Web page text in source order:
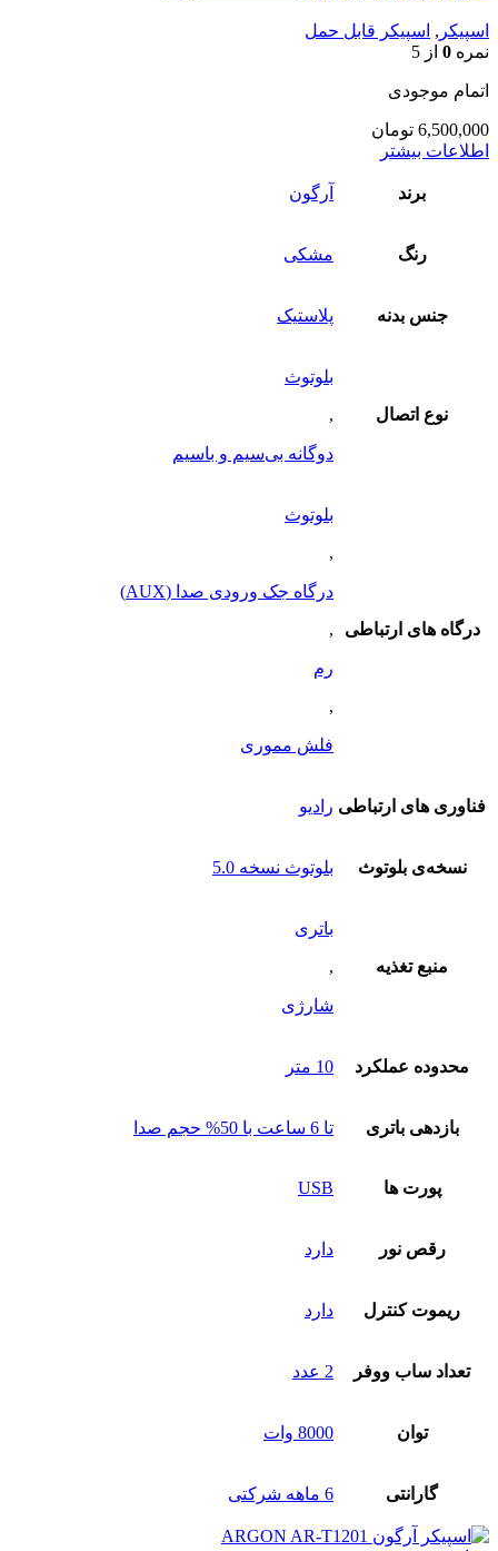
اسپیکر , اسپیکر قابل حمل
نمره 0 از 5
اتمام موجودی
6,500,000 تومان
اطلاعات بیشتر
برند آرگون
رنگ مشکی
جنس بدنه پلاستیک
نوع اتصال
بلوتوث
,
دوگانه بی‌سیم و باسیم
درگاه های ارتباطی
بلوتوث
,
درگاه جک ورودی صدا (AUX)
,
رم
,
فلش مموری
فناوری های ارتباطی رادیو
نسخه‌ی بلوتوث بلوتوث نسخه 5.0
منبع تغذیه
باتری
,
شارژی
محدوده عملکرد 10 متر
بازدهی باتری تا 6 ساعت با 50% حجم صدا
پورت‌ ها USB
رقص نور دارد
ریموت کنترل دارد
تعداد ساب‌ ووفر 2 عدد
توان 8000 وات
گارانتی 6 ماهه شرکتی